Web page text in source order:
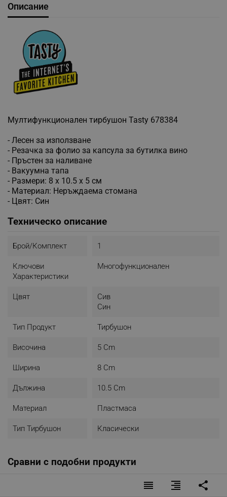
Описание
Мултифункционален тирбушон Tasty 678384
- Лесен за използване
- Резачка за фолио за капсула за бутилка вино
- Пръстен за наливане
- Вакуумна тапа
- Размери: 8 x 10.5 x 5 см
- Материал: Неръждаема стомана
- Цвят: Син
Техническо описание
Брой/комплект 1
Ключови
Характеристики
Многофункционален
Цвят
Сив
Син
Тип Продукт Тирбушон
Височина 5 Cm
Ширина 8 Cm
Дължина 10.5 Cm
Материал Пластмаса
Тип Тирбушон Класически
Сравни с подобни продукти
reorder format_align_right share